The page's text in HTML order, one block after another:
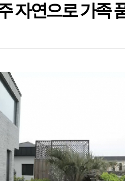
자연으로 가족